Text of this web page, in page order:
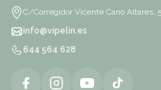
C/Corregidor Vicente Cano Altares,
info@vipelin.es
644 564 628